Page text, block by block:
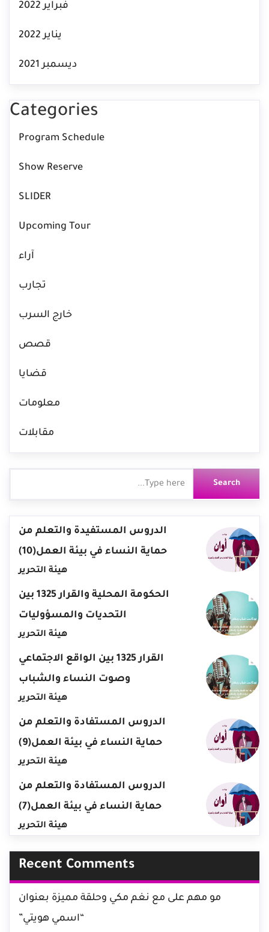
فبراير 2022
يناير 2022
ديسمبر 2021
Categories
Program Schedule
Show Reserve
SLIDER
Upcoming Tour
آراء
تجارب
خارج السرب
قصص
قضايا
معلومات
مقابلات
الدروس المستفيدة والتعلم من
حماية النساء في بيئة العمل(10)
هيئة التحرير
الحكومة المحلية والقرار 1325 بين
التحديات والمسؤوليات
هيئة التحرير
القرار 1325 بين الواقع الاجتماعي
وصوت النساء والشباب
هيئة التحرير
الدروس المستفادة والتعلم من
حماية النساء في بيئة العمل(9)
هيئة التحرير
الدروس المستفادة والتعلم من
حماية النساء في بيئة العمل(7)
هيئة التحرير
Recent Comments
مو مهم على مع نغم مكي وحلقة مميزة بعنوان
“اسمي هويتي”